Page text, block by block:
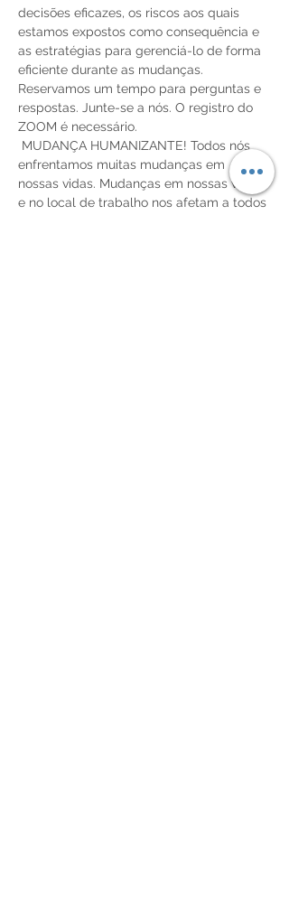
decisões eficazes, os riscos aos quais
estamos expostos como consequência e
as estratégias para gerenciá-lo de forma
eficiente durante as mudanças.
Reservamos um tempo para perguntas e
respostas. Junte-se a nós. O registro do
ZOOM é necessário.
enfrentamos muitas mudanças em
nossas vidas. Mudanças em nossas vidas
e no local de trabalho nos afetam a todos